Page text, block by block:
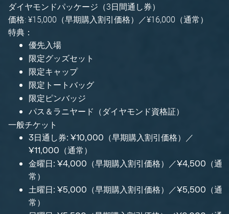
ダイヤモンドパッケージ（3日間通し券）
価格: ¥15,000（早期購入割引価格）／¥16,000（通常）
特典：
優先入場
限定グッズセット
限定キャップ
限定トートバッグ
限定ピンバッジ
パス＆ラニヤード（ダイヤモンド資格証）
一般チケット
3日通し券: ¥10,000（早期購入割引価格）／
¥11,000（通常）
金曜日: ¥4,000（早期購入割引価格）／¥4,500（通
常）
土曜日: ¥5,000（早期購入割引価格）／¥5,500（通
常）